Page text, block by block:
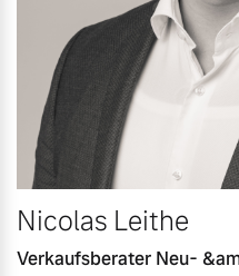
Nicolas Leithe
Verkaufsberater Neu-